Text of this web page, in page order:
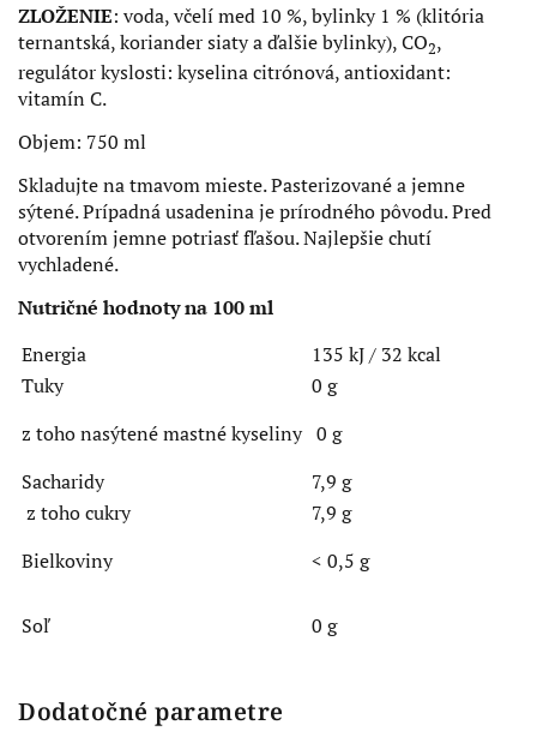
ZLOŽENIE: voda, včelí med 10 %, bylinky 1 % (klitória
ternantská, koriander siaty a ďalšie bylinky), CO2,
regulátor kyslosti: kyselina citrónová, antioxidant:
vitamín C.
Objem: 750 ml
Skladujte na tmavom mieste. Pasterizované a jemne
sýtené. Prípadná usadenina je prírodného pôvodu. Pred
otvorením jemne potriasť fľašou. Najlepšie chutí
vychladené.
Nutričné hodnoty na 100 ml
Energia
135 kJ / 32 kcal
Tuky
0 g
z toho nasýtené mastné kyseliny 0 g
Sacharidy
7,9 g
z toho cukry
7,9 g
Bielkoviny
< 0,5 g
Soľ 0 g
Dodatočné parametre